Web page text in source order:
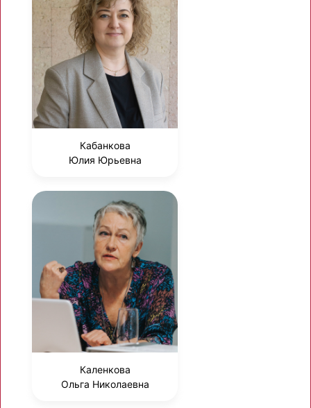
Кабанкова
Юлия Юрьевна
Каленкова
Ольга Николаевна